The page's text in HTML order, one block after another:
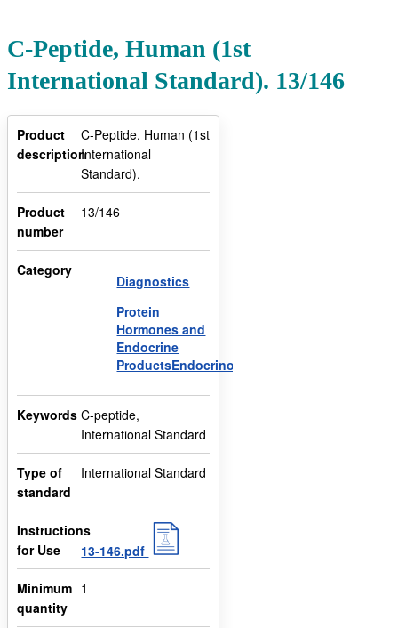
C-Peptide, Human (1st
International Standard). 13/146
Product
description
C-Peptide, Human (1st
International
Standard).
Product
number
13/146
Category
Diagnostics
Protein
Hormones and
Endocrine
ProductsEndocrinology
Keywords C-peptide,
International Standard
Type of
standard
International Standard
Instructions
for Use
13-146.pdf
Minimum
quantity
1